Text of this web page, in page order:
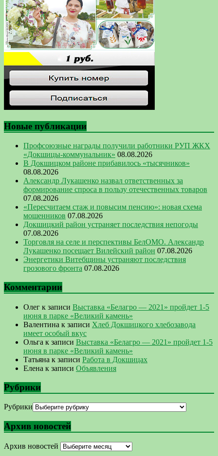
Новые публикации
Профсоюзные награды получили работники РУП ЖКХ
«Докшицы-коммунальник» 08.08.2026
В Докшицком районе прибавилось «тысячников»
08.08.2026
Александр Лукашенко назвал ответственных за
формирование спроса в пользу отечественных товаров
07.08.2026
«Пересчитаем стаж и повысим пенсию»: новая схема
мошенников 07.08.2026
Докшицкий район устраняет последствия непогоды
07.08.2026
Торговля на селе и перспективы БелОМО. Александр
Лукашенко посещает Вилейский район 07.08.2026
Энергетики Витебщины устраняют последствия
грозового фронта 07.08.2026
Комментарии
Олег к записи Выставка «Белагро — 2021» пройдет 1-5
июня в парке «Великий камень»
Валентина к записи Хлеб Докшицкого хлебозавода
имеет особый вкус
Ольга к записи Выставка «Белагро — 2021» пройдет 1-5
июня в парке «Великий камень»
Татьяна к записи Работа в Докшицах
Елена к записи Объявления
Рубрики
Рубрики
Архив новостей
Архив новостей